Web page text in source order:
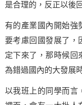
是合理的，反正以後
有的產業國內開始強
要考慮回國發展了，
定下來了，那時候回
為錯過國內的大發展
以我班上的同學而言